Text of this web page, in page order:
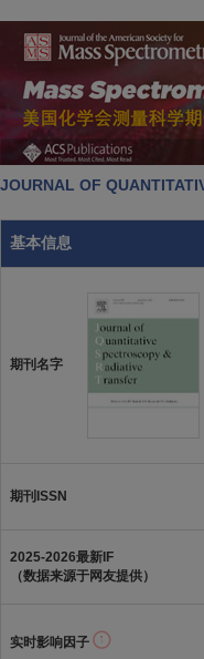
JOURNAL OF
基本信息
期刊名字
期刊ISSN
2025-2026最新IF
（数据来源于网友提供）
实时影响因子